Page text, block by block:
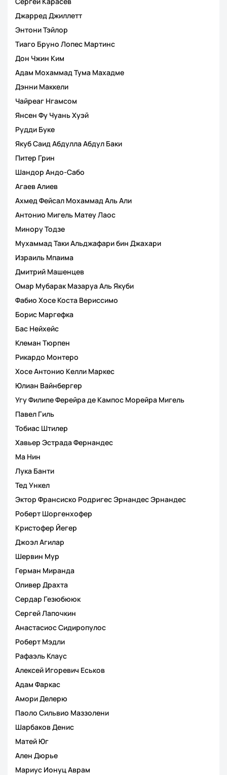
Джарред Джиллетт
Энтони Тэйлор
Тиаго Бруно Лопес Мартинс
Дон Чжин Ким
Адам Мохаммад Тума Махадме
Дэнни Маккели
Чайреаг Нгамсом
Янсен Фу Чуань Хуэй
Рудди Буке
Якуб Саид Абдулла Абдул Баки
Питер Грин
Шандор Андо-Сабо
Агаев Алиев
Ахмед Фейсал Мохаммад Аль Али
Антонио Мигель Матеу Лаос
Минору Тодзе
Мухаммад Таки Альджафари бин Джахари
Израиль Мпаима
Дмитрий Машенцев
Омар Мубарак Мазаруа Аль Якуби
Фабио Хосе Коста Вериссимо
Борис Маргефка
Бас Нейхейс
Клеман Тюрпен
Рикардо Монтеро
Хосе Антонио Келли Маркес
Юлиан Вайнбергер
Угу Филипе Ферейра де Кампос Морейра Мигель
Павел Гиль
Тобиас Штилер
Хавьер Эстрада Фернандес
Ма Нин
Лука Банти
Тед Ункел
Эктор Франсиско Родригес Эрнандес Эрнандес
Роберт Шоргенхофер
Кристофер Йегер
Джоэл Агилар
Шервин Мур
Герман Миранда
Оливер Драхта
Сердар Гезюбююк
Сергей Лапочкин
Анастасиос Сидиропулос
Роберт Мэдли
Рафаэль Клаус
Алексей Игоревич Еськов
Адам Фаркас
Амори Делерю
Паоло Сильвио Маззолени
Шарбаков Денис
Матей Юг
Ален Дюрье
Мариус Ионуц Аврам